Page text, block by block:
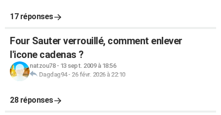
17 réponses
Four Sauter verrouillé, comment enlever
l'icone cadenas ?
natzou78- 13 sept. 2009 à 18:56
Dagdag94- 26 févr. 2026 à 22:10
28 réponses